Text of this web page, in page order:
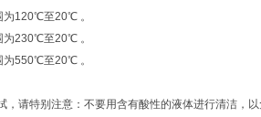
为120℃至20℃ 。
为230℃至20℃ 。
为550℃至20℃ 。
请特别注意：不要用含有酸性的液体进行清洁，